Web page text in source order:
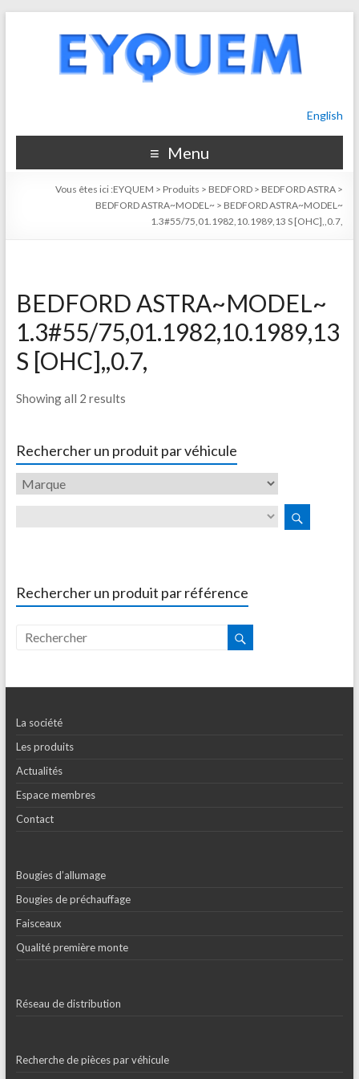
English
Menu
Vous êtes ici :EYQUEM > Produits > BEDFORD > BEDFORD ASTRA >
BEDFORD ASTRA~MODEL~ > BEDFORD ASTRA~MODEL~
1.3#55/75,01.1982,10.1989,13 S [OHC],,0.7,
BEDFORD ASTRA~MODEL~
1.3#55/75,01.1982,10.1989,13
S [OHC],,0.7,
Showing all 2 results
Rechercher un produit par véhicule
Rechercher un produit par référence
La société
Les produits
Actualités
Espace membres
Contact
Bougies d’allumage
Bougies de préchauffage
Faisceaux
Qualité première monte
Réseau de distribution
Recherche de pièces par véhicule